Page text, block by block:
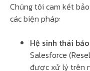
Chúng tôi cam kết
các biện pháp:
Hệ sinh thái
Salesforce
được xử lý trên